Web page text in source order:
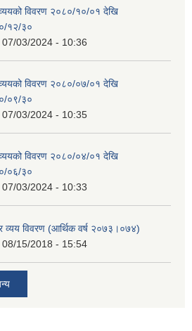
विवरण २०८०/१०/०१ देखि
१२/३०
07/03/2024 - 10:36
विवरण २०८०/०७/०१ देखि
०९/३०
07/03/2024 - 10:35
विवरण २०८०/०४/०१ देखि
०६/३०
07/03/2024 - 10:33
विवरण (आर्थिक वर्ष २०७३।०७४)
08/15/2018 - 15:54